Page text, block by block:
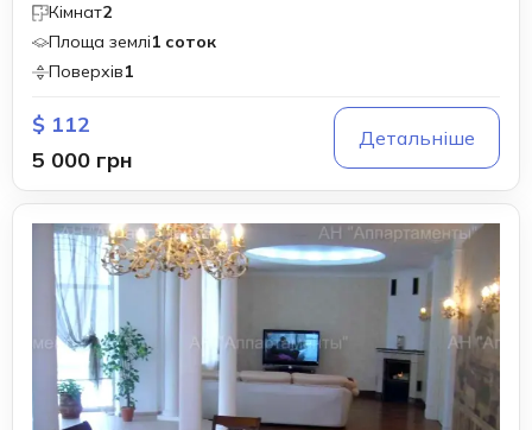
Кімнат2
Площа землі1 соток
Поверхів1
$ 112
5 000 грн
Детальніше